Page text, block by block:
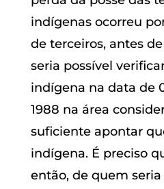
indígenas ocorreu
de terceiros, antes
seria possível
indígena na data de
1988 na área
suficiente apontar
indígena. É preciso
então, de quem